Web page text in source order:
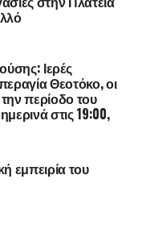
Ιερές
Θεοτόκο, οι
περίοδο του
στις 19:00,
εμπειρία του